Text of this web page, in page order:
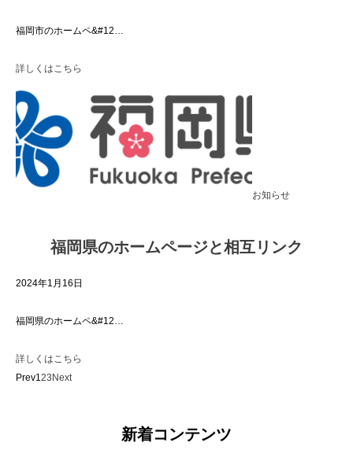
福岡市のホームペ&#12…
詳しくはこちら
お知らせ
福岡県のホームページと相互リンク
2024年1月16日
福岡県のホームペ&#12…
詳しくはこちら
Prev123Next
新着コンテンツ